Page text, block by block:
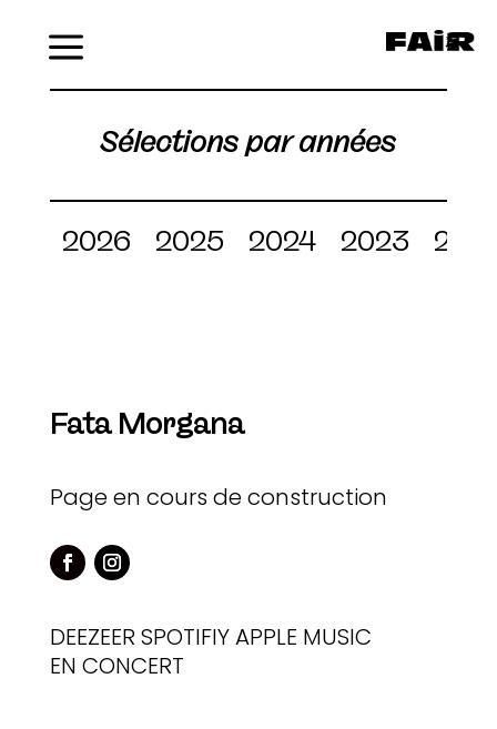
Sélections par années
2026 2025 2024 2023
Fata Morgana
Page en cours de construction
DEEZEER SPOTIFIYAPPLE MUSIC
EN CONCERT